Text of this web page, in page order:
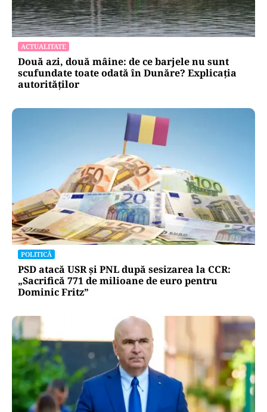
POLITICĂ
AUR și-a făcut site de suspendare. Deocamdată,
Nicușor Dan poate dormi liniștit
ACTUALITATE
Două azi, două mâine: de ce barjele nu sunt
scufundate toate odată în Dunăre? Explicația
autorităților